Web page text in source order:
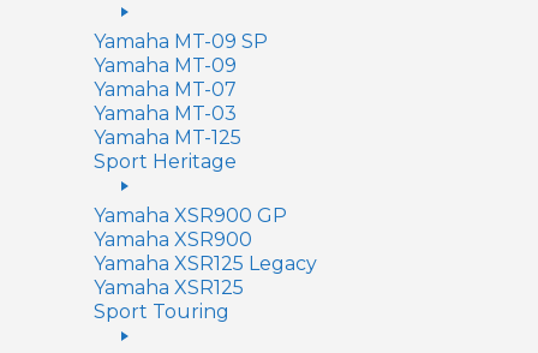
Yamaha MT-09 SP
Yamaha MT-09
Yamaha MT-07
Yamaha MT-03
Yamaha MT-125
Sport Heritage
Yamaha XSR900 GP
Yamaha XSR900
Yamaha XSR125 Legacy
Yamaha XSR125
Sport Touring